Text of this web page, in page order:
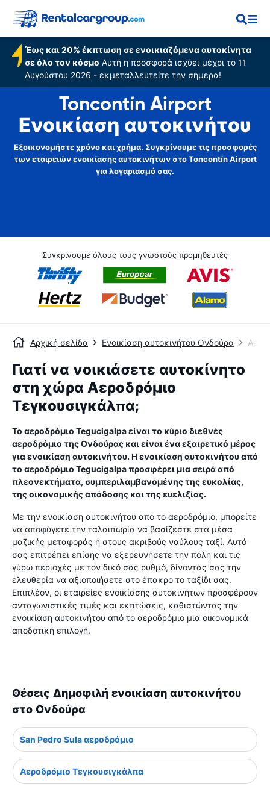
Έως και 20% έκπτωση σε ενοικιαζόμενα αυτοκίνητα
σε όλο τον κόσμο Αυτή η προσφορά ισχύει μέχρι το 11
Αυγούστου 2026 - εκμεταλλευτείτε την σήμερα!
Toncontín Airport
Ενοικίαση αυτοκινήτου
Εξοικονομήστε χρόνο και χρήμα. Συγκρίνουμε τις προσφορές
των εταιρειών ενοικίασης αυτοκινήτων στο Toncontín Airport
για λογαριασμό σας.
Συγκρίνουμε όλους τους γνωστούς προμηθευτές
Αρχική σελίδα Ενοικίαση αυτοκινήτου Ονδούρα
Γιατί να νοικιάσετε αυτοκίνητο
στη χώρα Αεροδρόμιο
Τεγκουσιγκάλπα;
Το αεροδρόμιο Tegucigalpa είναι το κύριο διεθνές
αεροδρόμιο της Ονδούρας και είναι ένα εξαιρετικό μέρος
για ενοικίαση αυτοκινήτου. Η ενοικίαση αυτοκινήτου από
το αεροδρόμιο Tegucigalpa προσφέρει μια σειρά από
πλεονεκτήματα, συμπεριλαμβανομένης της ευκολίας,
της οικονομικής απόδοσης και της ευελιξίας.
Με την ενοικίαση αυτοκινήτου από το αεροδρόμιο, μπορείτε
να αποφύγετε την ταλαιπωρία να βασίζεστε στα μέσα
μαζικής μεταφοράς ή στους ακριβούς ναύλους ταξί. Αυτό
σας επιτρέπει επίσης να εξερευνήσετε την πόλη και τις
γύρω περιοχές με τον δικό σας ρυθμό, δίνοντάς σας την
ελευθερία να αξιοποιήσετε στο έπακρο το ταξίδι σας.
Επιπλέον, οι εταιρείες ενοικίασης αυτοκινήτων προσφέρουν
ανταγωνιστικές τιμές και εκπτώσεις, καθιστώντας την
ενοικίαση αυτοκινήτου από το αεροδρόμιο μια οικονομικά
αποδοτική επιλογή.
Θέσεις Δημοφιλή ενοικίαση αυτοκινήτου
στο Ονδούρα
San Pedro Sula αεροδρόμιο
Αεροδρόμιο Τεγκουσιγκάλπα